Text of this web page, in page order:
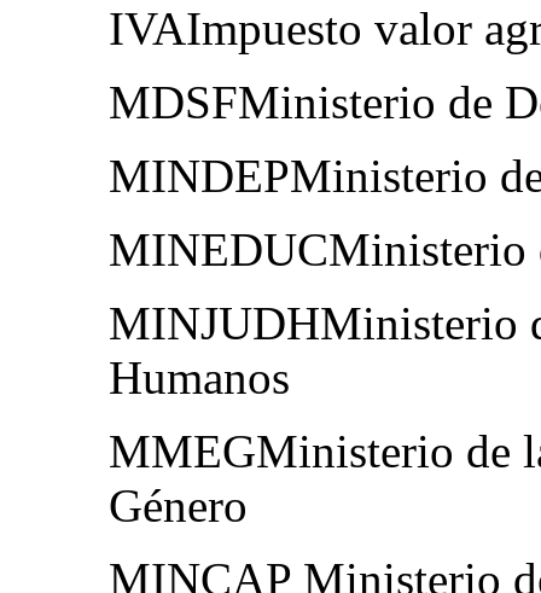
IVAImpuesto valor
MDSFMinisterio de
MINDEPMinisterio
MINEDUCMinisterio
MINJUDHMinisterio
Humanos
MMEGMinisterio de
Género
MINCAP Ministerio